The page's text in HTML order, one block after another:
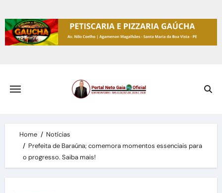
to
content
Home
Notícias
Prefeita de Baraúna; comemora momentos essenciais para
o progresso. Saiba mais!